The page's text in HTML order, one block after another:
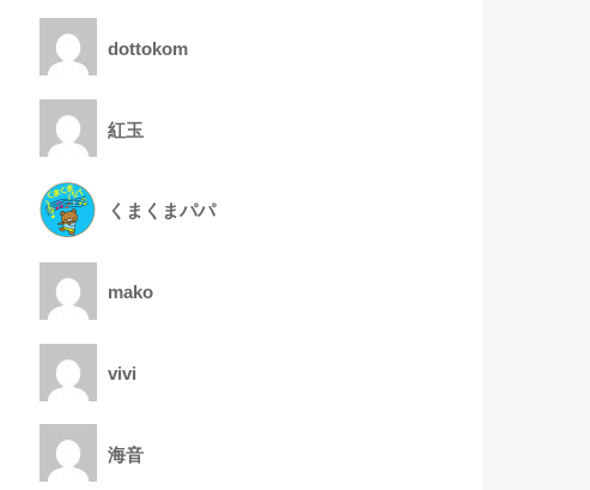
dottokom
紅玉
くまくまパパ
mako
vivi
海音